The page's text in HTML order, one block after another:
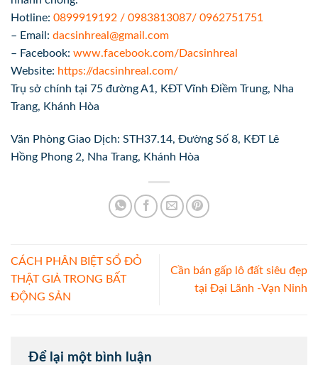
Hotline: 0899919192 / 0983813087/ 0962751751
– Email: dacsinhreal@gmail.com
– Facebook: www.facebook.com/Dacsinhreal
Website: https://dacsinhreal.com/
Trụ sở chính tại 75 đường A1, KĐT Vĩnh Điềm Trung, Nha
Trang, Khánh Hòa
Văn Phòng Giao Dịch: STH37.14, Đường Số 8, KĐT Lê
Hồng Phong 2, Nha Trang, Khánh Hòa
CÁCH PHÂN BIỆT SỔ ĐỎ
THẬT GIẢ TRONG BẤT
ĐỘNG SẢN
Cần bán gấp lô đất siêu đẹp
tại Đại Lãnh -Vạn Ninh
Để lại một bình luận